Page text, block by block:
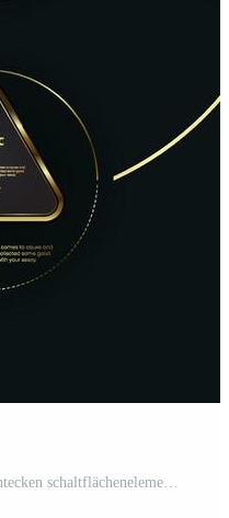
eine reihe von besten goldenen rechtecken schaltflächenelemente kreisen auf dunklem hintergrund ein. Reihe von Premium-Schritten oder Optionen für das Web-Button-Design, Workflow-Vektordesign Pro-Vektor und Pro-SVG